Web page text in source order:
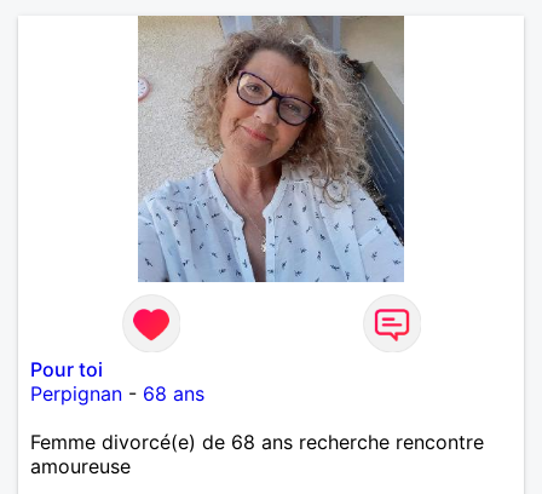
Pour toi
Perpignan - 68 ans
Femme divorcé(e) de 68 ans recherche rencontre
amoureuse